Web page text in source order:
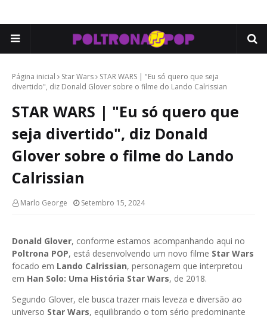
Página inicial Star Wars
STAR WARS | "Eu só quero que seja
divertido", diz Donald Glover sobre o filme do Lando Calrissian
STAR WARS | "Eu só quero que
seja divertido", diz Donald
Glover sobre o filme do Lando
Calrissian
Marlo George Setembro 15, 2024
Donald Glover, conforme estamos acompanhando aqui no
Poltrona POP, está desenvolvendo um novo filme Star Wars
focado em Lando Calrissian, personagem que interpretou
em Han Solo: Uma História Star Wars, de 2018.
Segundo Glover, ele busca trazer mais leveza e diversão ao
universo Star Wars, equilibrando o tom sério predominante